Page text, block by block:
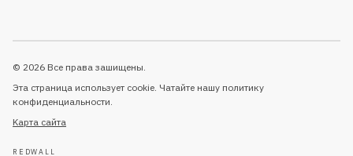
© 2026 Все права зашищены.
Эта страница использует cookie. Чатайте нашу политику
конфиденциальности.
Kарта сайта
REDWALL